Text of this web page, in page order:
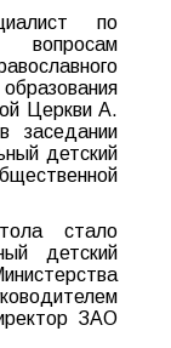
по
вопросам
Церкви А.
заседании
детский
стало
детский
ЗАО